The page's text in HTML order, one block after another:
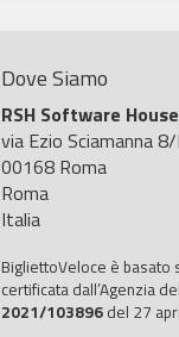
Dove Siamo
RSH Software
via Ezio Sciamanna
00168 Roma
Roma
Italia
BigliettoVeloce è basato
certificata dall’Agenzia
2021/103896 del 27